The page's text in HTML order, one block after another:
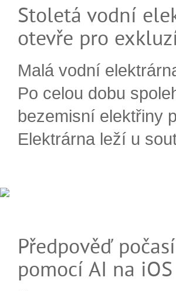
Stoletá vodní
otevře pro
Malá vodní
Po celou dobu
bezemisní elektřiny
Elektrárna leží u
Předpověď
pomocí AI na iOS